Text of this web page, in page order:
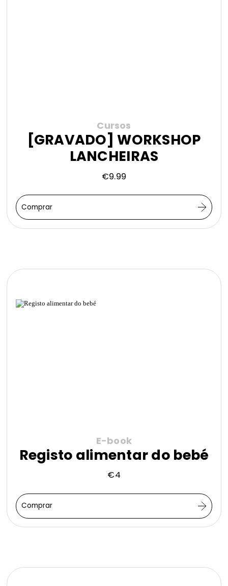
Cursos
[GRAVADO] WORKSHOP
LANCHEIRAS
€9.99
Comprar
E-book
Registo alimentar do bebé
€4
Comprar